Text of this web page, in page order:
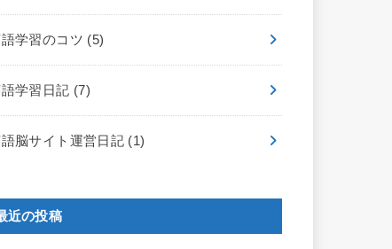
学習のコツ (5)
学習日記 (7)
脳サイト運営日記 (1)
近の投稿